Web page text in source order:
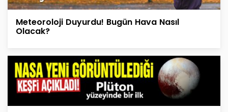
Meteoroloji Duyurdu! Bugün Hava Nasıl
Olacak?